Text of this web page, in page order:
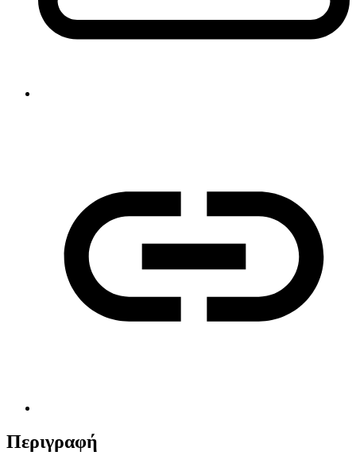
Περιγραφή